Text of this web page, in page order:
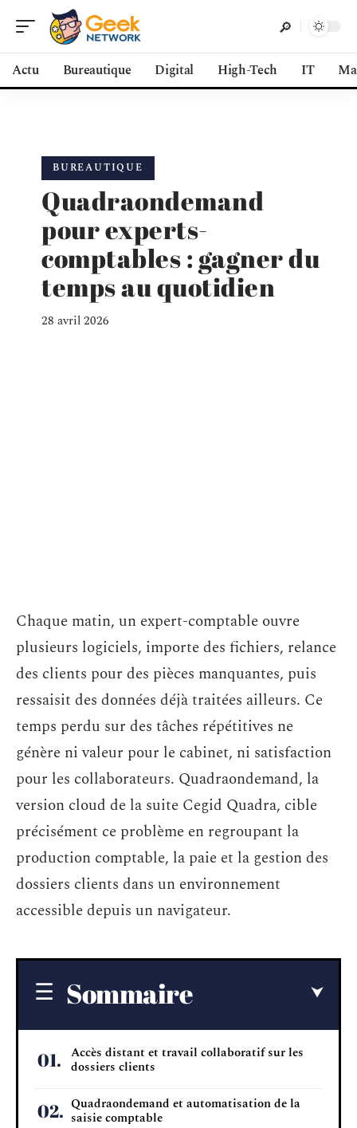
Actu Bureautique Digital High-Tech IT
BUREAUTIQUE
Quadraondemand
pour experts-
comptables : gagner du
temps au quotidien
28 avril 2026
Chaque matin, un expert-comptable ouvre
plusieurs logiciels, importe des fichiers, relance
des clients pour des pièces manquantes, puis
ressaisit des données déjà traitées ailleurs. Ce
temps perdu sur des tâches répétitives ne
génère ni valeur pour le cabinet, ni satisfaction
pour les collaborateurs. Quadraondemand, la
version cloud de la suite Cegid Quadra, cible
précisément ce problème en regroupant la
production comptable, la paie et la gestion des
dossiers clients dans un environnement
accessible depuis un navigateur.
Sommaire
Accès distant et travail collaboratif sur les
dossiers clients
Quadraondemand et automatisation de la
saisie comptable